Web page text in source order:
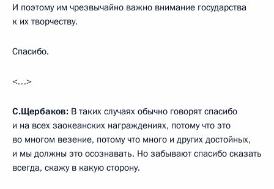
И поэтому им чрезвычайно важно внимание государства
к их творчеству.
Спасибо.
<…>
С.Щербаков: В таких случаях обычно говорят спасибо
и на всех заокеанских награждениях, потому что это
во многом везение, потому что много и других достойных,
и мы должны это осознавать. Но забывают спасибо сказать
всегда, скажу в какую сторону.